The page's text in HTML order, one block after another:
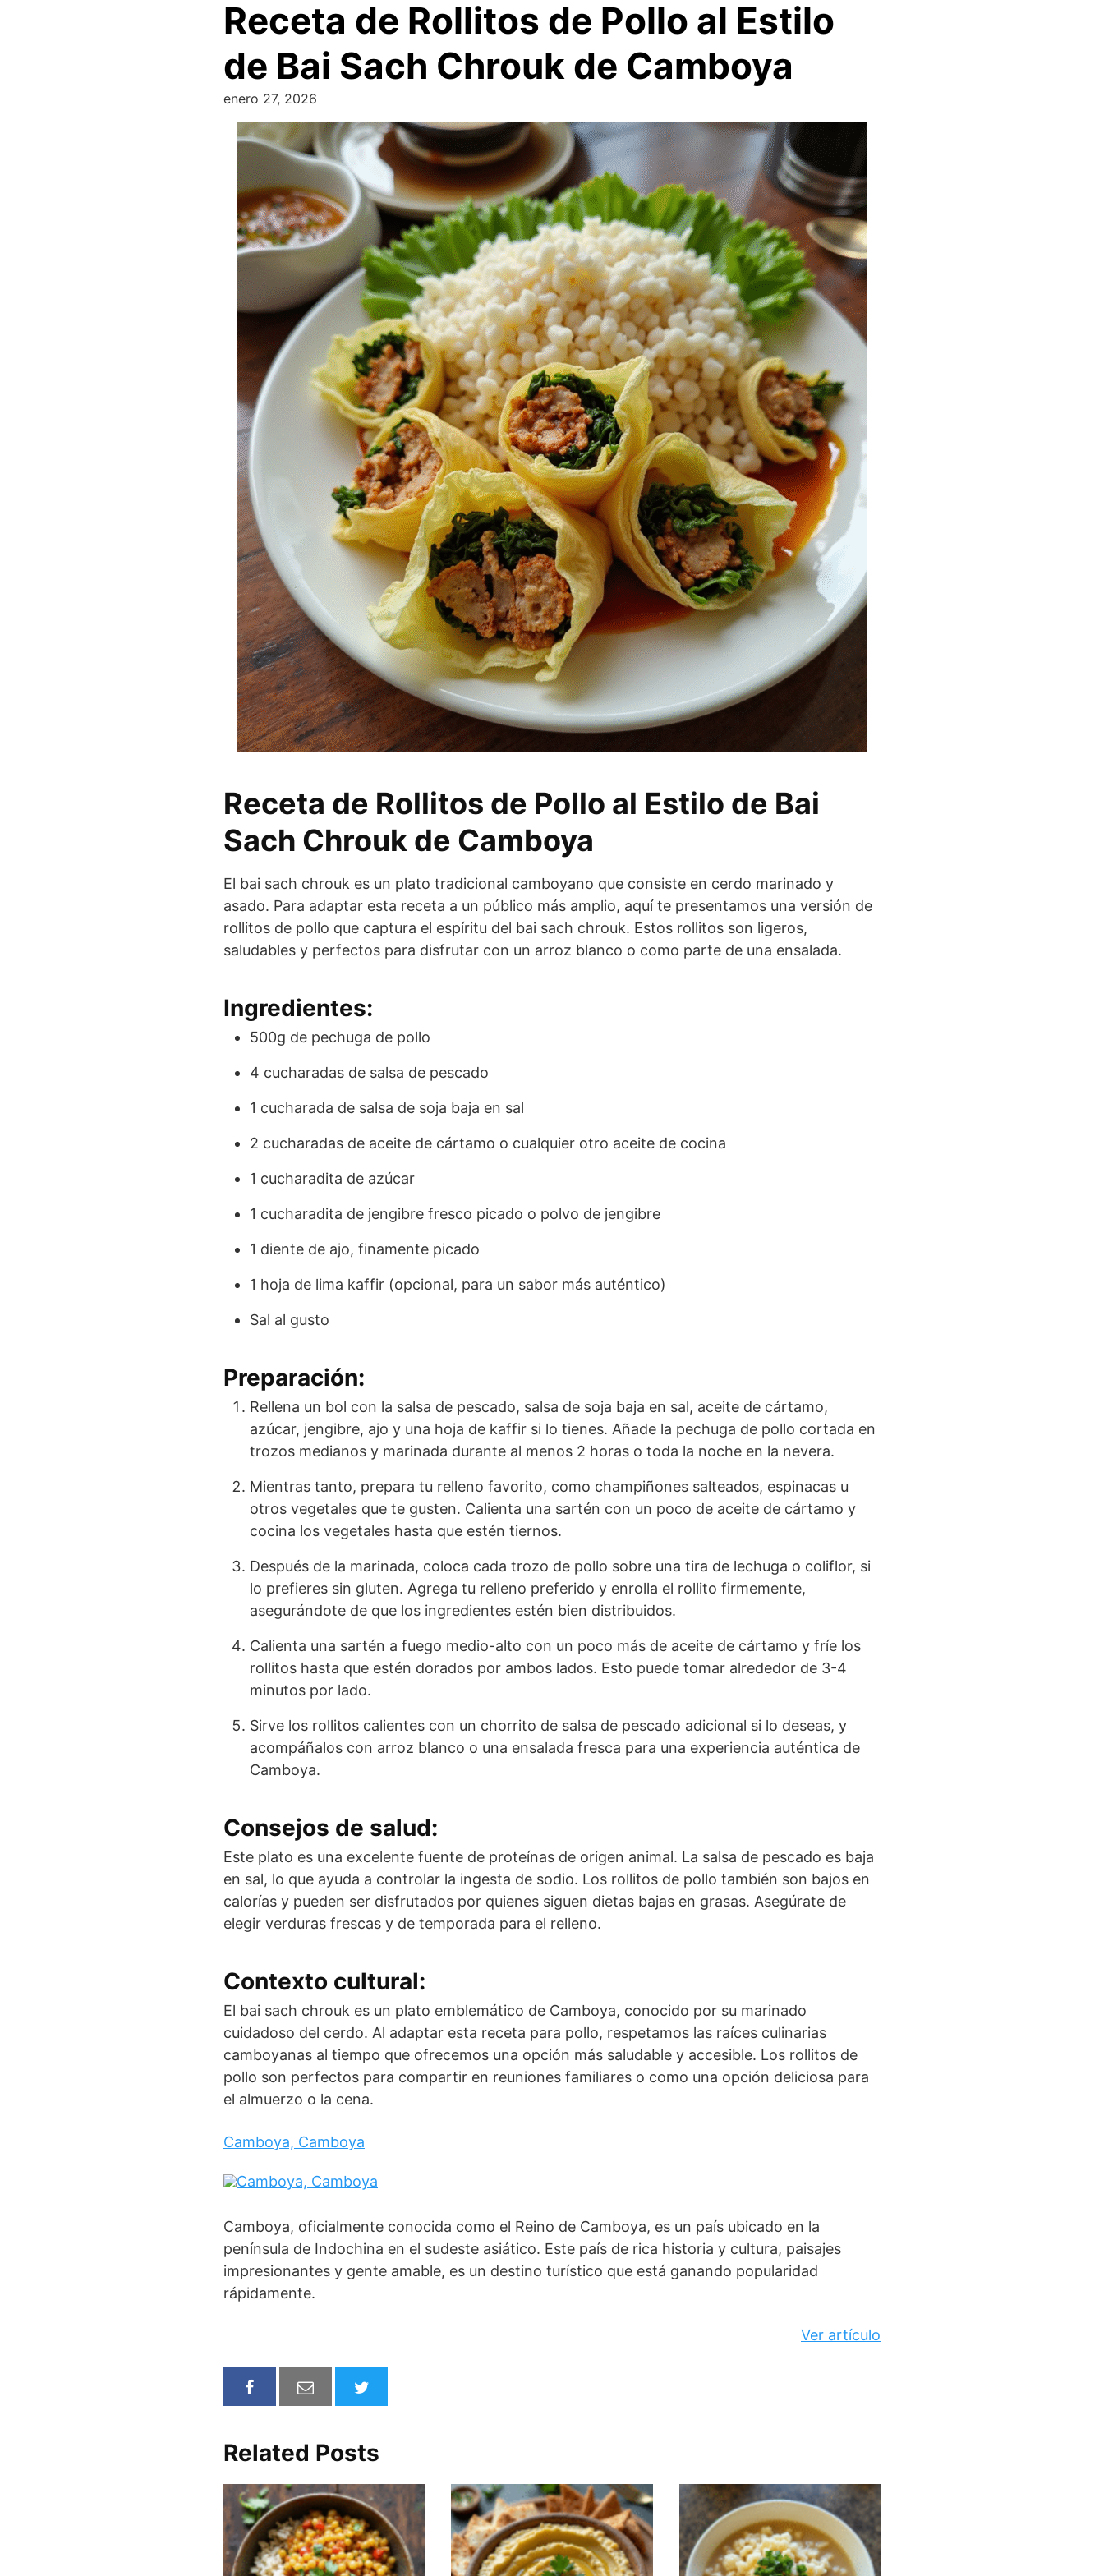
Receta de Rollitos de Pollo al Estilo
de Bai Sach Chrouk de Camboya
enero 27, 2026
Receta de Rollitos de Pollo al Estilo de Bai
Sach Chrouk de Camboya
El bai sach chrouk es un plato tradicional camboyano que consiste en cerdo marinado y
asado. Para adaptar esta receta a un público más amplio, aquí te presentamos una versión de
rollitos de pollo que captura el espíritu del bai sach chrouk. Estos rollitos son ligeros,
saludables y perfectos para disfrutar con un arroz blanco o como parte de una ensalada.
Ingredientes:
500g de pechuga de pollo
4 cucharadas de salsa de pescado
1 cucharada de salsa de soja baja en sal
2 cucharadas de aceite de cártamo o cualquier otro aceite de cocina
1 cucharadita de azúcar
1 cucharadita de jengibre fresco picado o polvo de jengibre
1 diente de ajo, finamente picado
1 hoja de lima kaffir (opcional, para un sabor más auténtico)
Sal al gusto
Preparación:
Rellena un bol con la salsa de pescado, salsa de soja baja en sal, aceite de cártamo,
azúcar, jengibre, ajo y una hoja de kaffir si lo tienes. Añade la pechuga de pollo cortada en
trozos medianos y marinada durante al menos 2 horas o toda la noche en la nevera.
Mientras tanto, prepara tu relleno favorito, como champiñones salteados, espinacas u
otros vegetales que te gusten. Calienta una sartén con un poco de aceite de cártamo y
cocina los vegetales hasta que estén tiernos.
Después de la marinada, coloca cada trozo de pollo sobre una tira de lechuga o coliflor, si
lo prefieres sin gluten. Agrega tu relleno preferido y enrolla el rollito firmemente,
asegurándote de que los ingredientes estén bien distribuidos.
Calienta una sartén a fuego medio-alto con un poco más de aceite de cártamo y fríe los
rollitos hasta que estén dorados por ambos lados. Esto puede tomar alrededor de 3-4
minutos por lado.
Sirve los rollitos calientes con un chorrito de salsa de pescado adicional si lo deseas, y
acompáñalos con arroz blanco o una ensalada fresca para una experiencia auténtica de
Camboya.
Consejos de salud:
Este plato es una excelente fuente de proteínas de origen animal. La salsa de pescado es baja
en sal, lo que ayuda a controlar la ingesta de sodio. Los rollitos de pollo también son bajos en
calorías y pueden ser disfrutados por quienes siguen dietas bajas en grasas. Asegúrate de
elegir verduras frescas y de temporada para el relleno.
Contexto cultural:
El bai sach chrouk es un plato emblemático de Camboya, conocido por su marinado
cuidadoso del cerdo. Al adaptar esta receta para pollo, respetamos las raíces culinarias
camboyanas al tiempo que ofrecemos una opción más saludable y accesible. Los rollitos de
pollo son perfectos para compartir en reuniones familiares o como una opción deliciosa para
el almuerzo o la cena.
Camboya, Camboya
Camboya, oficialmente conocida como el Reino de Camboya, es un país ubicado en la
península de Indochina en el sudeste asiático. Este país de rica historia y cultura, paisajes
impresionantes y gente amable, es un destino turístico que está ganando popularidad
rápidamente.
Ver artículo
Related Posts